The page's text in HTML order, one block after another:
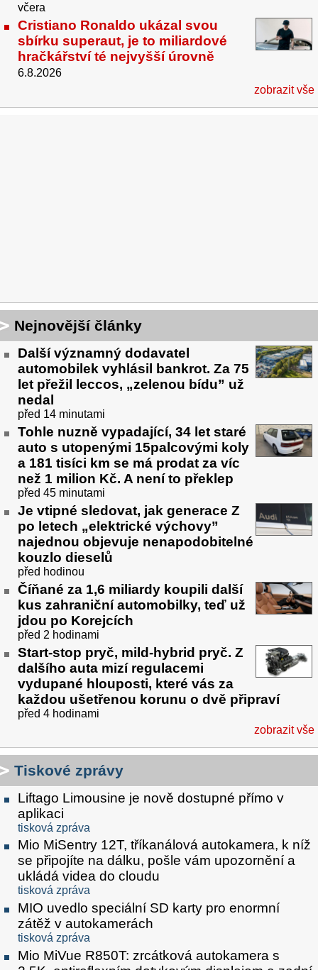
včera
Cristiano Ronaldo ukázal svou
sbírku superaut, je to miliardové
hračkářství té nejvyšší úrovně
6.8.2026
zobrazit vše
Nejnovější články
Další významný dodavatel
automobilek vyhlásil bankrot. Za 75
let přežil leccos, „zelenou bídu” už
nedal
před 14 minutami
Tohle nuzně vypadající, 34 let staré
auto s utopenými 15palcovými koly
a 181 tisíci km se má prodat za víc
než 1 milion Kč. A není to překlep
před 45 minutami
Je vtipné sledovat, jak generace Z
po letech „elektrické výchovy”
najednou objevuje nenapodobitelné
kouzlo dieselů
před hodinou
Číňané za 1,6 miliardy koupili další
kus zahraniční automobilky, teď už
jdou po Korejcích
před 2 hodinami
Start-stop pryč, mild-hybrid pryč. Z
dalšího auta mizí regulacemi
vydupané hlouposti, které vás za
každou ušetřenou korunu o dvě připraví
před 4 hodinami
zobrazit vše
Tiskové zprávy
Liftago Limousine je nově dostupné přímo v
aplikaci
tisková zpráva
Mio MiSentry 12T, tříkanálová autokamera, k níž
se připojíte na dálku, pošle vám upozornění a
ukládá videa do cloudu
tisková zpráva
MIO uvedlo speciální SD karty pro enormní
zátěž v autokamerách
tisková zpráva
Mio MiVue R850T: zrcátková autokamera s